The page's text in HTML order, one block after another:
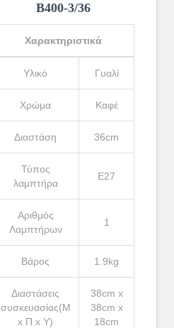
Β400-3/36
Χαρακτηριστικά
Υλικό Γυαλί
Χρώμα Καφέ
Διαστάση 36cm
Τύπος
λαμπτήρα
Ε27
Αριθμός
Λαμπτήρων
1
Βάρος 1.9kg
Διαστάσεις
συσκευασίας(Μ
x Π x Υ)
38cm x
38cm x
18cm